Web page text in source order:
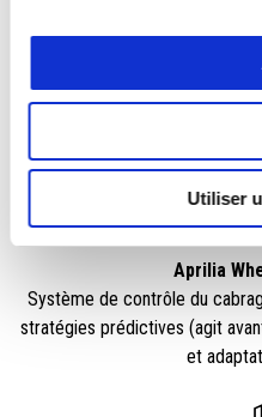
Utiliser
Système de contrôle de
en synergie avec l'ASC
niveaux
Aprilia
Système de contrôle du
stratégies prédictives (agit
et